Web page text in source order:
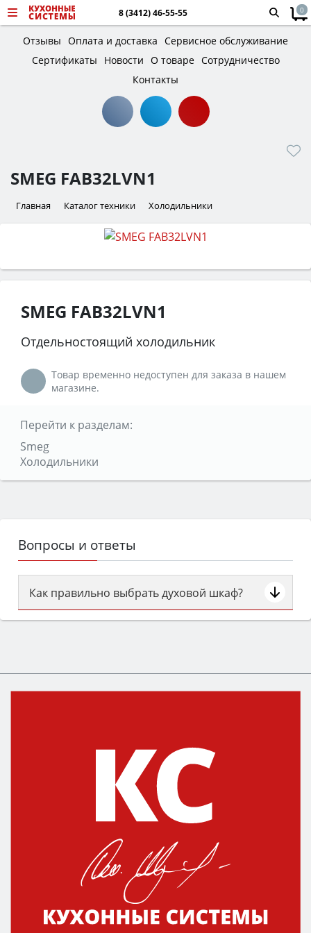
8 (3412) 46-55-55 0
Отзывы Оплата и доставка Сервисное обслуживание
Сертификаты
Новости О товаре Сотрудничество
Контакты
SMEG FAB32LVN1
Главная Каталог техники Холодильники
SMEG FAB32LVN1
Отдельностоящий холодильник
Товар временно недоступен для заказа в нашем
магазине.
Перейти к разделам:
Smeg
Холодильники
Вопросы и ответы
Как правильно выбрать духовой шкаф?
Сначала определитесь с типом (газовый или
класс энергопотребления не ниже A и нужные